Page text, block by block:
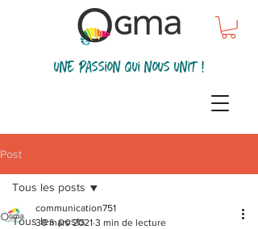
une passion qui nous unit !
Post
Tous les posts
Tous les posts
communication751
30 mars 2021 3 min de lecture